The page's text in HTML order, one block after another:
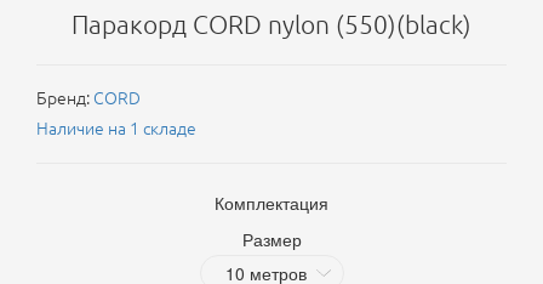
Паракорд CORD nylon (550)(black)
Бренд: CORD
Наличие на 1 складе
Комплектация
Размер